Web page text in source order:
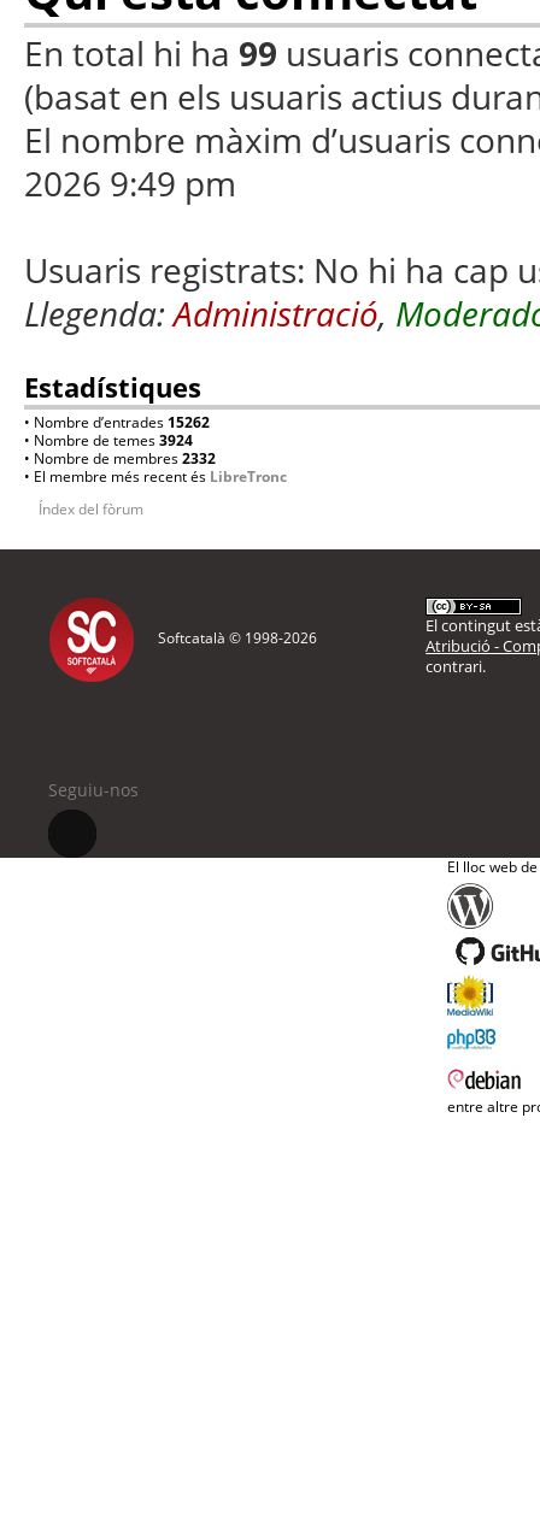
En total hi ha 99 usuaris
(basat en els usuaris actius
El nombre màxim d’usuaris
2026 9:49 pm
Usuaris registrats: No hi ha cap
Llegenda:Administració,
Estadístiques
• Nombre d’entrades 15262
• Nombre de temes3924
• Nombre de membres2332
• El membre més recent és LibreTronc
Índex del fòrum
Softcatalà © 1998-2026
El contingut
Atribució -
contrari.
Seguiu-nos
El lloc web
entre altre